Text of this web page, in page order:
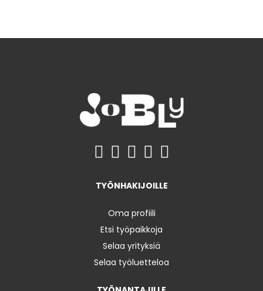
TYÖNHAKIJOILLE
Oma profiili
Etsi työpaikkoja
Selaa yrityksiä
Selaa työluetteloa